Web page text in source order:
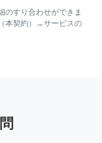
のすり合わせができま
本契約）→サービスの